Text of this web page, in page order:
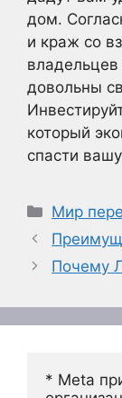
дом.
и краж со
довольны
который
спасти
Рубрики
Мир
Почему
* Meta